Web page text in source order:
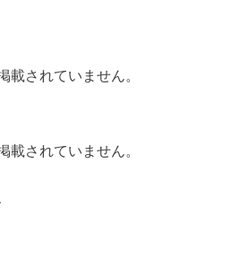
されていません。
されていません。